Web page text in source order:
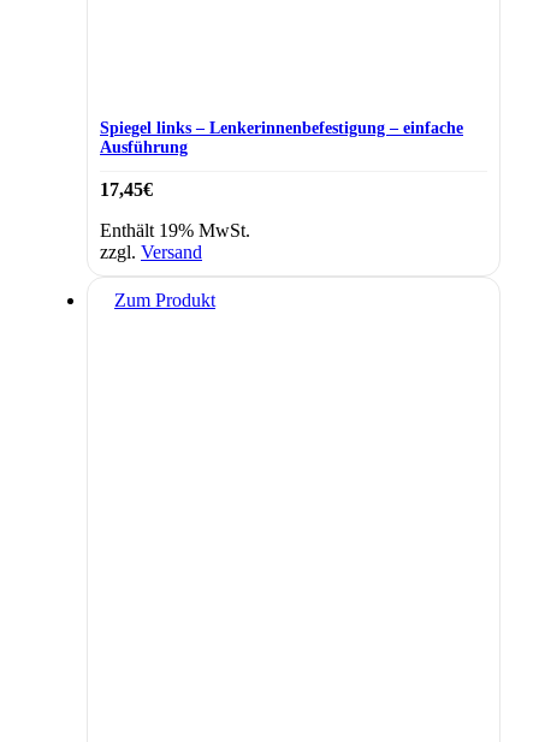
Spiegel links – Lenkerinnenbefestigung – einfache
Ausführung
17,45€
Enthält 19% MwSt.
zzgl. Versand
Zum Produkt